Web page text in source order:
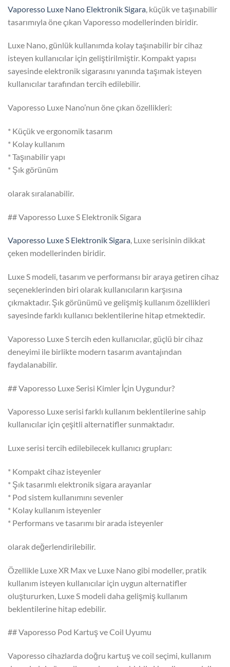
Vaporesso Luxe Nano Elektronik Sigara , küçük ve taşınabilir
tasarımıyla öne çıkan Vaporesso modellerinden biridir.
Luxe Nano, günlük kullanımda kolay taşınabilir bir cihaz
isteyen kullanıcılar için geliştirilmiştir. Kompakt yapısı
sayesinde elektronik sigarasını yanında taşımak isteyen
kullanıcılar tarafından tercih edilebilir.
Vaporesso Luxe Nano’nun öne çıkan özellikleri:
* Küçük ve ergonomik tasarım
* Kolay kullanım
* Taşınabilir yapı
* Şık görünüm
olarak sıralanabilir.
## Vaporesso Luxe S Elektronik Sigara
Vaporesso Luxe S Elektronik Sigara, Luxe serisinin dikkat
çeken modellerinden biridir.
Luxe S modeli, tasarım ve performansı bir araya getiren cihaz
seçeneklerinden biri olarak kullanıcıların karşısına
çıkmaktadır. Şık görünümü ve gelişmiş kullanım özellikleri
sayesinde farklı kullanıcı beklentilerine hitap etmektedir.
Vaporesso Luxe S tercih eden kullanıcılar, güçlü bir cihaz
deneyimi ile birlikte modern tasarım avantajından
faydalanabilir.
## Vaporesso Luxe Serisi Kimler İçin Uygundur?
Vaporesso Luxe serisi farklı kullanım beklentilerine sahip
kullanıcılar için çeşitli alternatifler sunmaktadır.
Luxe serisi tercih edilebilecek kullanıcı grupları:
* Kompakt cihaz isteyenler
* Şık tasarımlı elektronik sigara arayanlar
* Pod sistem kullanımını sevenler
* Kolay kullanım isteyenler
* Performans ve tasarımı bir arada isteyenler
olarak değerlendirilebilir.
Özellikle Luxe XR Max ve Luxe Nano gibi modeller, pratik
kullanım isteyen kullanıcılar için uygun alternatifler
oluştururken, Luxe S modeli daha gelişmiş kullanım
beklentilerine hitap edebilir.
## Vaporesso Pod Kartuş ve Coil Uyumu
Vaporesso cihazlarda doğru kartuş ve coil seçimi, kullanım